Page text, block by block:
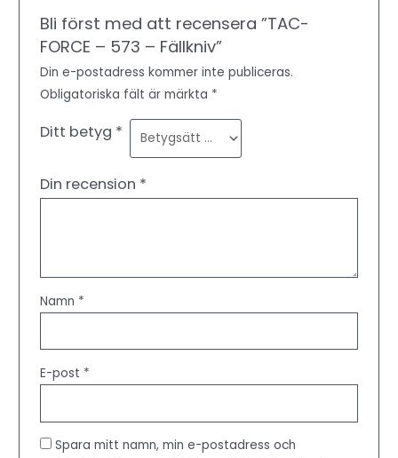
Bli först med att recensera ”TAC-
FORCE – 573 – Fällkniv”
Din e-postadress kommer inte publiceras.
Obligatoriska fält är märkta *
Ditt betyg *
Din recension *
Namn *
E-post *
Spara mitt namn, min e-postadress och